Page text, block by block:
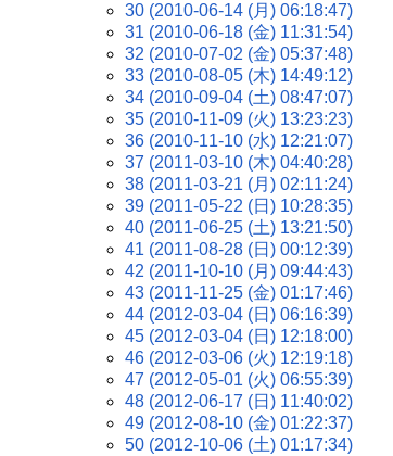
30 (2010-06-14 (月) 06:18:47)
31 (2010-06-18 (金) 11:31:54)
32 (2010-07-02 (金) 05:37:48)
33 (2010-08-05 (木) 14:49:12)
34 (2010-09-04 (土) 08:47:07)
35 (2010-11-09 (火) 13:23:23)
36 (2010-11-10 (水) 12:21:07)
37 (2011-03-10 (木) 04:40:28)
38 (2011-03-21 (月) 02:11:24)
39 (2011-05-22 (日) 10:28:35)
40 (2011-06-25 (土) 13:21:50)
41 (2011-08-28 (日) 00:12:39)
42 (2011-10-10 (月) 09:44:43)
43 (2011-11-25 (金) 01:17:46)
44 (2012-03-04 (日) 06:16:39)
45 (2012-03-04 (日) 12:18:00)
46 (2012-03-06 (火) 12:19:18)
47 (2012-05-01 (火) 06:55:39)
48 (2012-06-17 (日) 11:40:02)
49 (2012-08-10 (金) 01:22:37)
50 (2012-10-06 (土) 01:17:34)